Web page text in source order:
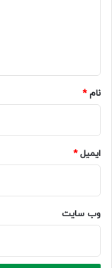
نام*
ایمیل*
وب‌ سایت